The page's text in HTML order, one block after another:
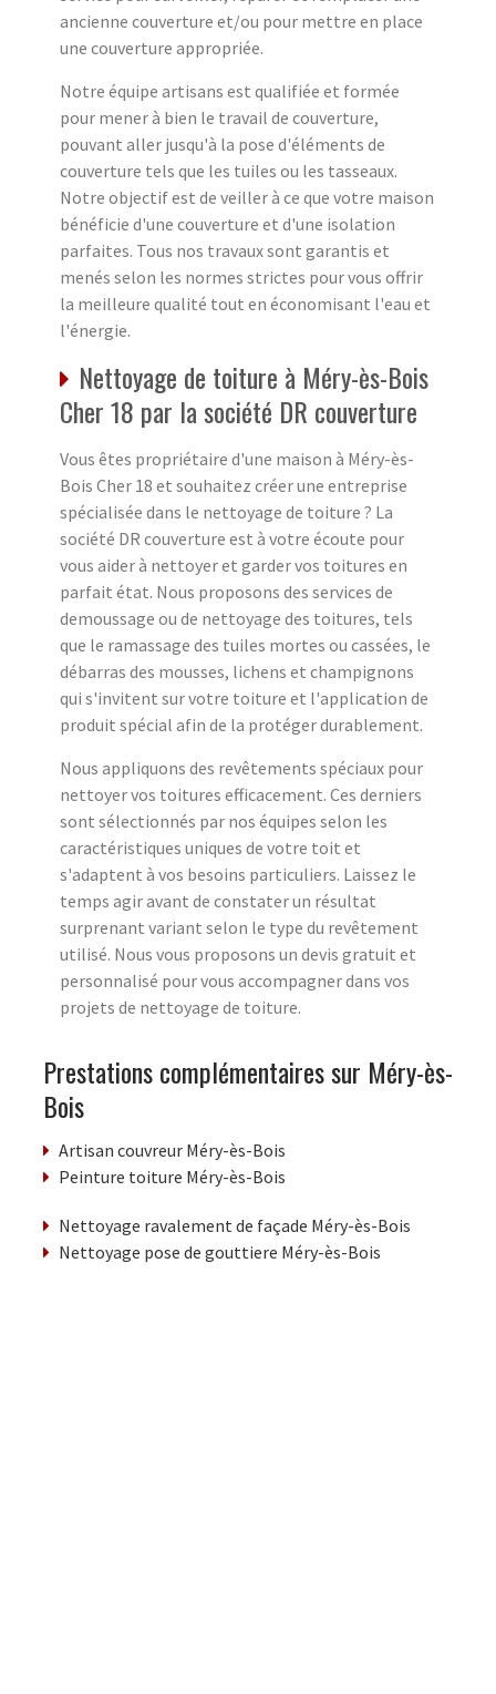
ancienne couverture et/ou pour mettre en place
une couverture appropriée.
Notre équipe artisans est qualifiée et formée
pour mener à bien le travail de couverture,
pouvant aller jusqu'à la pose d'éléments de
couverture tels que les tuiles ou les tasseaux.
Notre objectif est de veiller à ce que votre maison
bénéficie d'une couverture et d'une isolation
parfaites. Tous nos travaux sont garantis et
menés selon les normes strictes pour vous offrir
la meilleure qualité tout en économisant l'eau et
l'énergie.
Nettoyage de toiture à Méry-ès-Bois
Cher 18 par la société DR couverture
Vous êtes propriétaire d'une maison à Méry-ès-
Bois Cher 18 et souhaitez créer une entreprise
spécialisée dans le nettoyage de toiture ? La
société DR couverture est à votre écoute pour
vous aider à nettoyer et garder vos toitures en
parfait état. Nous proposons des services de
demoussage ou de nettoyage des toitures, tels
que le ramassage des tuiles mortes ou cassées, le
débarras des mousses, lichens et champignons
qui s'invitent sur votre toiture et l'application de
produit spécial afin de la protéger durablement.
Nous appliquons des revêtements spéciaux pour
nettoyer vos toitures efficacement. Ces derniers
sont sélectionnés par nos équipes selon les
caractéristiques uniques de votre toit et
s'adaptent à vos besoins particuliers. Laissez le
temps agir avant de constater un résultat
surprenant variant selon le type du revêtement
utilisé. Nous vous proposons un devis gratuit et
personnalisé pour vous accompagner dans vos
projets de nettoyage de toiture.
Prestations complémentaires sur Méry-ès-
Bois
Artisan couvreur Méry-ès-Bois
Peinture toiture Méry-ès-Bois
Nettoyage ravalement de façade Méry-ès-Bois
Nettoyage pose de gouttiere Méry-ès-Bois